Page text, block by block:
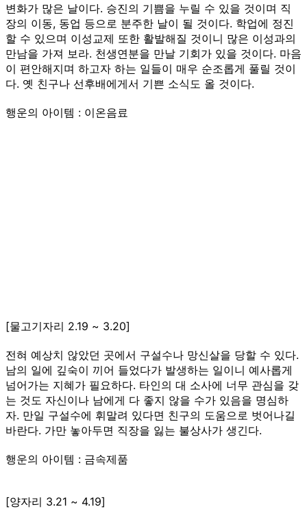
변화가 많은 날이다. 승진의 기쁨을 누릴 수 있을 것이며 직
장의 이동, 동업 등으로 분주한 날이 될 것이다. 학업에 정진
할 수 있으며 이성교제 또한 활발해질 것이니 많은 이성과의
만남을 가져 보라. 천생연분을 만날 기회가 있을 것이다. 마음
이 편안해지며 하고자 하는 일들이 매우 순조롭게 풀릴 것이
다. 옛 친구나 선후배에게서 기쁜 소식도 올 것이다.
행운의 아이템 : 이온음료
[물고기자리 2.19 ~ 3.20]
전혀 예상치 않았던 곳에서 구설수나 망신살을 당할 수 있다.
남의 일에 깊숙이 끼어 들었다가 발생하는 일이니 예사롭게
넘어가는 지혜가 필요하다. 타인의 대 소사에 너무 관심을 갖
는 것도 자신이나 남에게 다 좋지 않을 수가 있음을 명심하
자. 만일 구설수에 휘말려 있다면 친구의 도움으로 벗어나길
바란다. 가만 놓아두면 직장을 잃는 불상사가 생긴다.
행운의 아이템 : 금속제품
[양자리 3.21 ~ 4.19]